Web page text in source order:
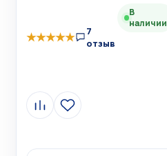
★★★★★
7
отзыв
Сравнить
В
избранное
В
наличии